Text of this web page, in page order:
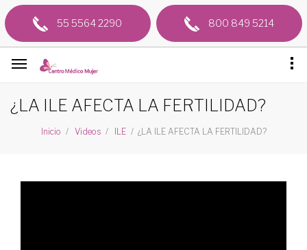
55 5564 2290 800 849 5214
¿LA ILE AFECTA LA FERTILIDAD?
Inicio Videos ILE ¿LA ILE AFECTA LA FERTILIDAD?